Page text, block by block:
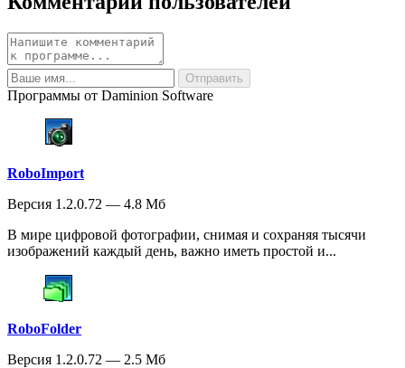
Программы от Daminion Software
RoboImport
Версия 1.2.0.72 — 4.8 Мб
В мире цифровой фотографии, снимая и сохраняя тысячи
изображений каждый день, важно иметь простой и...
RoboFolder
Версия 1.2.0.72 — 2.5 Мб